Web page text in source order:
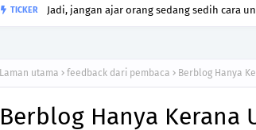
TICKER Jadi, jangan ajar orang sedang sedih cara
Laman utama feedback dari pembaca Berblog Hanya
Berblog Hanya Kerana